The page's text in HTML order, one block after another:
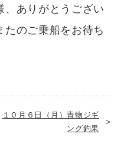
、ありがとうござい
乗船をお待ち
１０月６日（月）青物ジギ
ング釣果